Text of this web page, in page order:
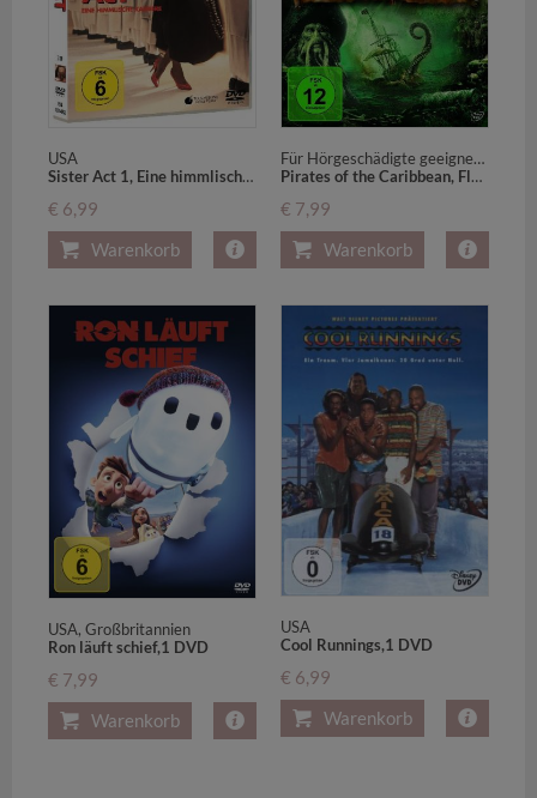
USA
Sister Act 1, Eine himmlische Karriere,1 DVD, deutsche, englische u. italienische Version
€ 6,99
Warenkorb
Für Hörgeschädigte geeignet.USA
Pirates of the Caribbean, Fluch der Karibik 2,1 DVD
€ 7,99
Warenkorb
USA, Großbritannien
Ron läuft schief,1 DVD
€ 7,99
Warenkorb
USA
Cool Runnings,1 DVD
€ 6,99
Warenkorb